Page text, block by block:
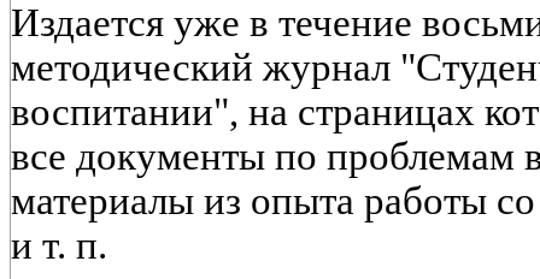
Издается уже в течение
методический журнал
воспитании", на страницах
все документы по проблемам
материалы из опыта работы
и т. п.